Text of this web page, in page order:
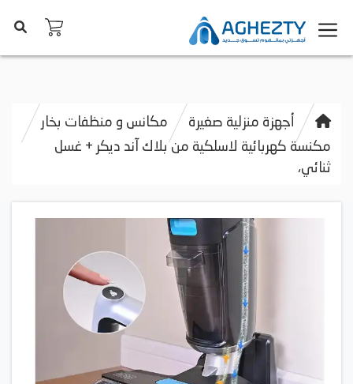
أجهزة منزلية صغيرة
مكانس و منظفات بخار
مكنسة كهربائية لاسلكية من بلاك آند ديكر + غسل
ثنائي،